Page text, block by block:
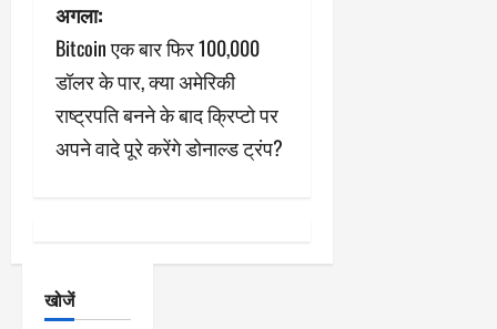
गे
श
न
अगला:
Bitcoin एक बार फिर 100,000
डॉलर के पार, क्या अमेरिकी
राष्ट्रपति बनने के बाद क्रिप्टो पर
अपने वादे पूरे करेंगे डोनाल्ड ट्रंप?
खोजें